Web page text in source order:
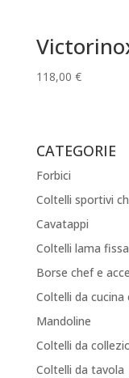
118,00 €
CATEGORIE
Forbici
Coltelli sportivi
Cavatappi
Coltelli lama fissa
Borse chef e
Coltelli da cucina
Mandoline
Coltelli da
Coltelli da tavola